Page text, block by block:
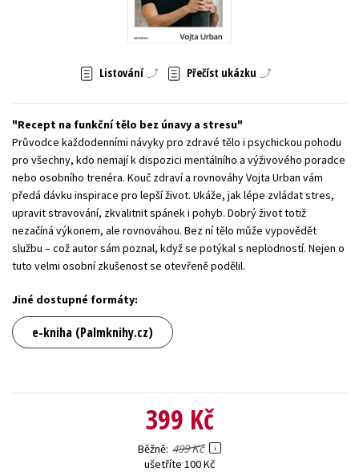
Zahraniční literatura
Listování Přečíst ukázku
Recept na funkční tělo bez únavy a stresu
Průvodce každodenními návyky pro zdravé tělo i psychickou pohodu
pro všechny, kdo nemají k dispozici mentálního a výživového poradce
nebo osobního trenéra. Kouč zdraví a rovnováhy Vojta Urban vám
předá dávku inspirace pro lepší život. Ukáže, jak lépe zvládat stres,
upravit stravování, zkvalitnit spánek i pohyb. Dobrý život totiž
nezačíná výkonem, ale rovnováhou. Bez ní tělo může vypovědět
službu – což autor sám poznal, když se potýkal s neplodností. Nejen o
tuto velmi osobní zkušenost se otevřeně podělil.
Jiné dostupné formáty:
e-kniha (Palmknihy.cz)
399 Kč
Běžně 499 Kč
ušetříte 100 Kč